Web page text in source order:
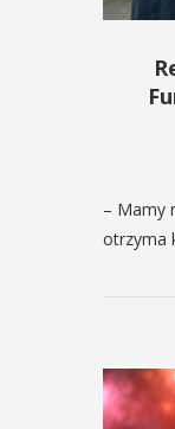
– Mamy
otrzyma